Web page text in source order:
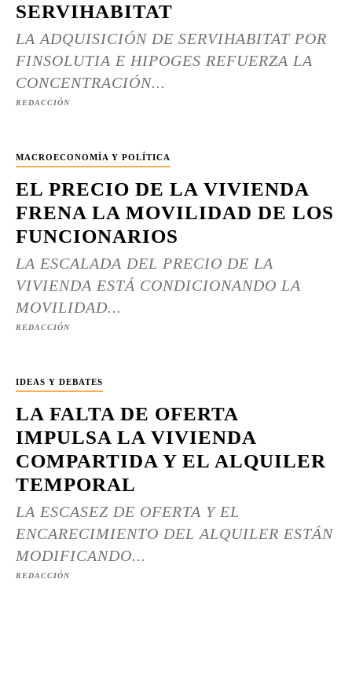
SERVIHABITAT
LA ADQUISICIÓN DE SERVIHABITAT POR
FINSOLUTIA E HIPOGES REFUERZA LA
CONCENTRACIÓN...
REDACCIÓN
MACROECONOMÍA Y POLÍTICA
EL PRECIO DE LA VIVIENDA
FRENA LA MOVILIDAD DE LOS
FUNCIONARIOS
LA ESCALADA DEL PRECIO DE LA
VIVIENDA ESTÁ CONDICIONANDO LA
MOVILIDAD...
REDACCIÓN
IDEAS Y DEBATES
LA FALTA DE OFERTA
IMPULSA LA VIVIENDA
COMPARTIDA Y EL ALQUILER
TEMPORAL
LA ESCASEZ DE OFERTA Y EL
ENCARECIMIENTO DEL ALQUILER ESTÁN
MODIFICANDO...
REDACCIÓN